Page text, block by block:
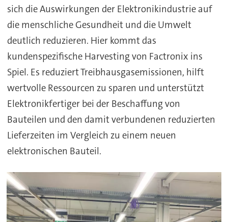
sich die Auswirkungen der Elektronikindustrie auf
die menschliche Gesundheit und die Umwelt
deutlich reduzieren. Hier kommt das
kundenspezifische Harvesting von Factronix ins
Spiel. Es reduziert Treibhausgasemissionen, hilft
wertvolle Ressourcen zu sparen und unterstützt
Elektronikfertiger bei der Beschaffung von
Bauteilen und den damit verbundenen reduzierten
Lieferzeiten im Vergleich zu einem neuen
elektronischen Bauteil.